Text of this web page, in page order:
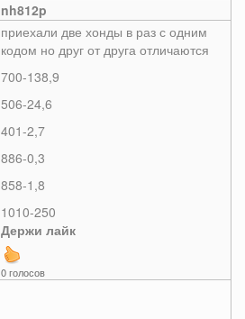
nh812p
приехали две хонды в раз с одним
кодом но друг от друга отличаются
700-138,9
506-24,6
401-2,7
886-0,3
858-1,8
1010-250
Держи лайк
0 голосов